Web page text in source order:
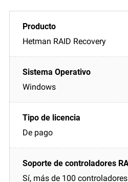
Hetman RAID Recovery
Windows
De pago
Sí, más de 100 controladores